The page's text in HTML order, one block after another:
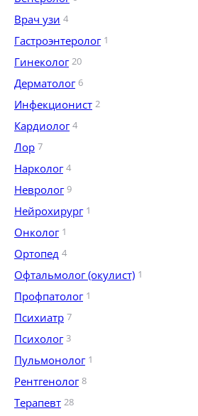
Врач узи 4
Гастроэнтеролог 1
Гинеколог 20
Дерматолог 6
Инфекционист 2
Кардиолог 4
Лор 7
Нарколог 4
Невролог 9
Нейрохирург 1
Онколог 1
Ортопед 4
Офтальмолог (окулист) 1
Профпатолог 1
Психиатр 7
Психолог 3
Пульмонолог 1
Рентгенолог 8
Терапевт 28